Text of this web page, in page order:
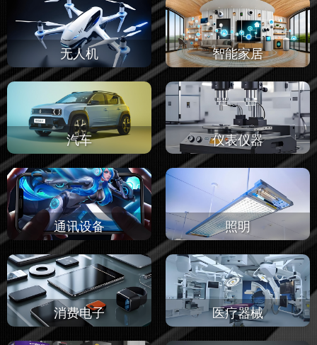
无人机 智能家居
汽车 仪表仪器
通讯设备 照明
消费电子 医疗器械